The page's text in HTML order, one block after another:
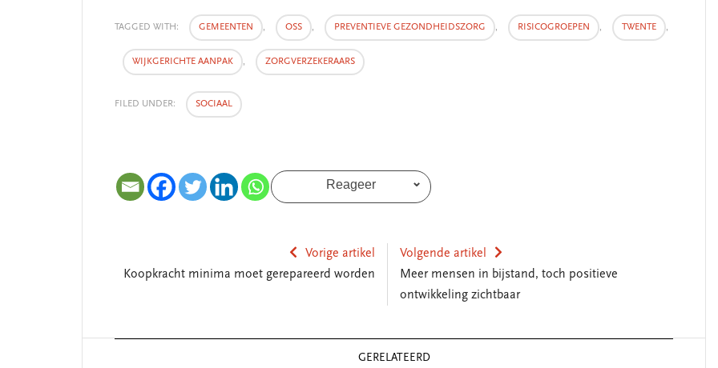
TAGGED WITH: GEMEENTEN , OSS , PREVENTIEVE GEZONDHEIDSZORG , RISICOGROEPEN , TWENTE ,
WIJKGERICHTE AANPAK , ZORGVERZEKERAARS
FILED UNDER: SOCIAAL
Reageer
Vorige artikel
Koopkracht minima moet gerepareerd worden
Volgende artikel
Meer mensen in bijstand, toch positieve
ontwikkeling zichtbaar
GERELATEERD
SEGMENT
begint bij zelfkennis’
SEGMENT
‘Met een integrale
helpen’